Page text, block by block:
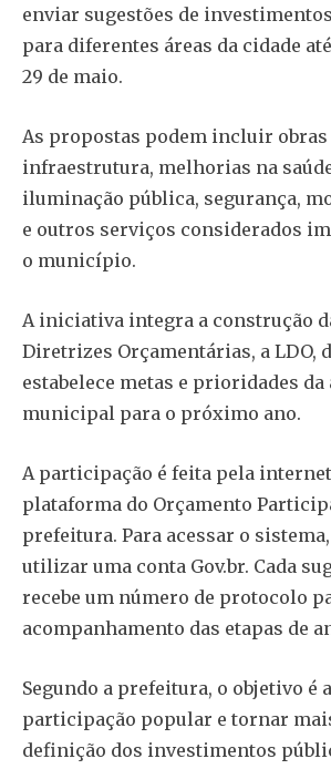
enviar sugestões de
para diferentes áreas da cidade
29 de maio.
As propostas podem incluir obras
infraestrutura, melhorias na
iluminação pública, segurança,
e outros serviços considerados
o município.
A iniciativa integra a construção
Diretrizes Orçamentárias, a LDO,
estabelece metas e prioridades
municipal para o próximo ano.
A participação é feita pela
plataforma do Orçamento
prefeitura. Para acessar o
utilizar uma conta Gov.br. Cada
recebe um número de protocolo
acompanhamento das etapas de
Segundo a prefeitura, o objetivo é
participação popular e tornar
definição dos investimentos